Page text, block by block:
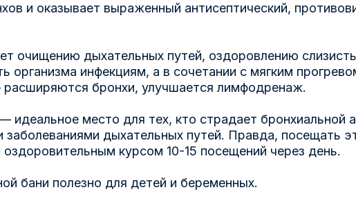
и оказывает выраженный антисептический,
очищению дыхательных путей, оздоровлению
организма инфекциям, а в сочетании с мягким
расширяются бронхи, улучшается лимфодренаж.
идеальное место для тех, кто страдает бронхиальной
заболеваниями дыхательных путей. Правда, посещать
курсом 10-15 посещений через день.
бани полезно для детей и беременных.